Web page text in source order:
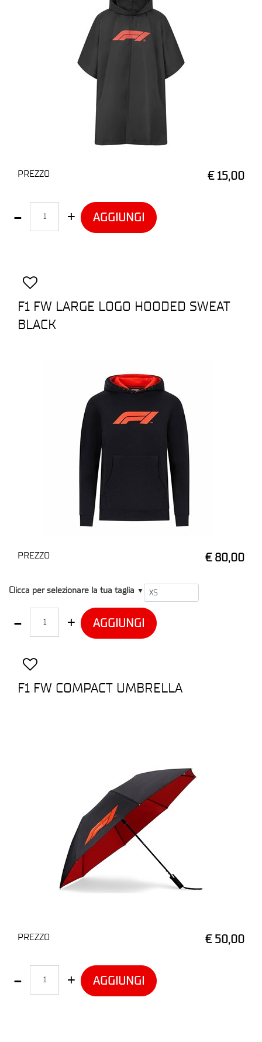
PREZZO € 15,00
AGGIUNGI
F1 FW LARGE LOGO HOODED SWEAT
BLACK
PREZZO € 80,00
T1
Clicca per selezionare la tua taglia ▼
AGGIUNGI
F1 FW COMPACT UMBRELLA
PREZZO € 50,00
AGGIUNGI